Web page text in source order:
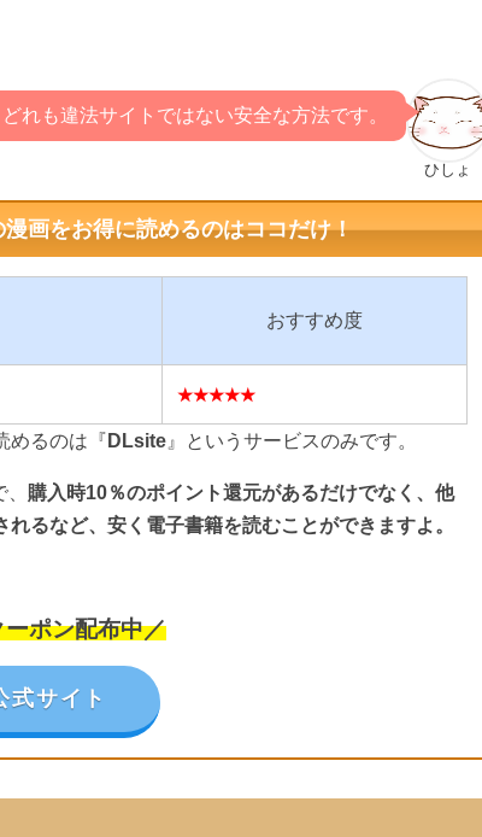
ひしょ
れも違法サイトではない安全な方法です。
画をお得に読めるのはココだけ！
おすすめ度
★★★★★
めるのは『 DLsite 』というサービスのみです。
購入時10％のポイント還元があるだけでなく、他
るなど、安く電子書籍を読むことができますよ。
ポン配布中／
サイト